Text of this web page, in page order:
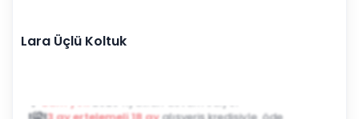
Lara Üçlü Koltuk
3 ay ertelemeli 18 ay alışveriş kredisiyle öde